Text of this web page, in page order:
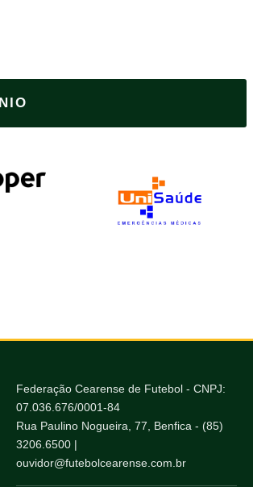
Federação Cearense de Futebol - CNPJ:
07.036.676/0001-84
Rua Paulino Nogueira, 77, Benfica - (85)
3206.6500 |
ouvidor@futebolcearense.com.br